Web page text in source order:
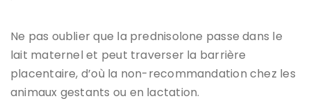
Ne pas oublier que la prednisolone passe dans le
lait maternel et peut traverser la barrière
placentaire, d’où la non-recommandation chez les
animaux gestants ou en lactation.